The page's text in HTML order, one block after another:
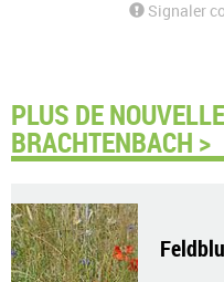
Signaler
PLUS DE
BRACHTENBACH >